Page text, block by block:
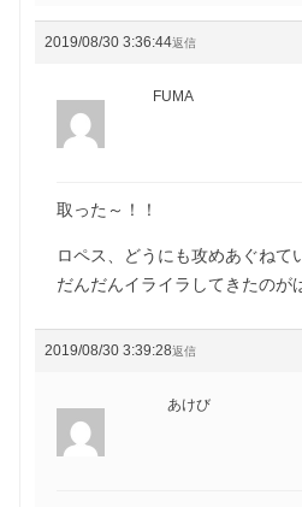
2019/08/30 3:36:44返信
FUMA
取った～！！
ロペス、どうにも攻めあぐねて
だんだんイライラしてきたのが
2019/08/30 3:39:28返信
あけび